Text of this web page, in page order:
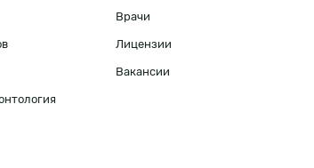
Врачи
Лицензии
Вакансии